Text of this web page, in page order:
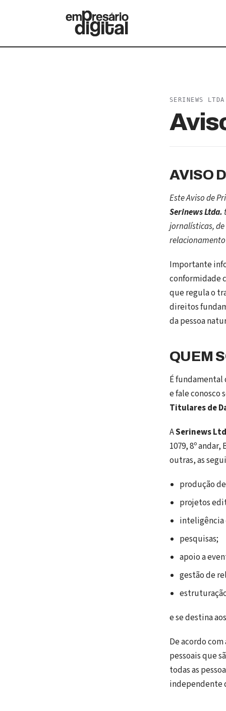
SERINEWS
AVISO
Este Aviso de
Serinews Ltda.
jornalísticas,
relacionamento
Importante
conformidade
que regula o
direitos
da pessoa
QUEM
É fundamental
e fale conosco
Titulares de
ASerinews
1079, 8º
outras, as
produção
projetos
inteligência
pesquisas;
apoio a
gestão de
e se destina
De acordo
pessoais que
todas as
independente